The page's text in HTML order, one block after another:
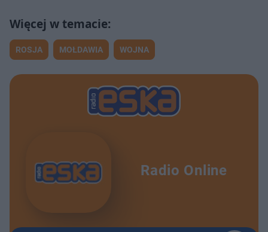
ROSJA MOŁDAWIA WOJNA
Radio Online